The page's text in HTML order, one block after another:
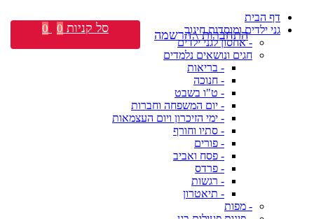
דף הבית
גני ילדים ומוסדות חינוך
- אחסון לגני ילדים
חגים ונושאים נלמדים
- בריאות
- חנוכה
- ט"ו בשבט
- יום המשפחה וחברות
- ימי הזיכרון ויום העצמאות
- סתיו וחורף
- פורים
- פסח ואביב
- פרדס
- רגשות
- תיאטרון
- מפות
התחברות \ הרשמה סל קניות 0
0